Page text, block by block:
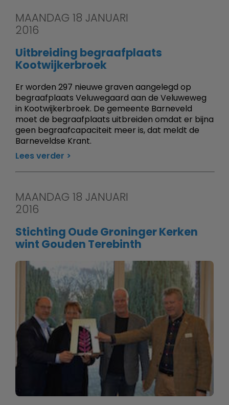
MAANDAG 18 JANUARI
2016
Uitbreiding begraafplaats
Kootwijkerbroek
Er worden 297 nieuwe graven aangelegd op
begraafplaats Veluwegaard aan de Veluweweg
in Kootwijkerbroek. De gemeente Barneveld
moet de begraafplaats uitbreiden omdat er bijna
geen begraafcapaciteit meer is, dat meldt de
Barneveldse Krant.
Lees verder
MAANDAG 18 JANUARI
2016
Stichting Oude Groninger Kerken
wint Gouden Terebinth